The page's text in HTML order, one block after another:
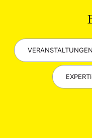
VERANSTALTUNGEN